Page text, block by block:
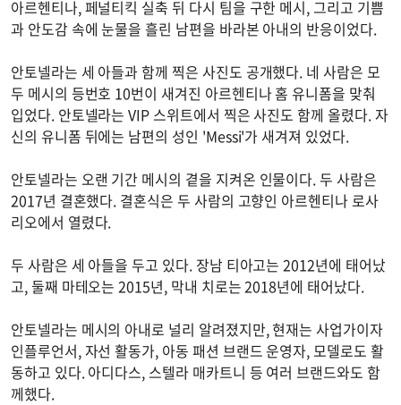
아르헨티나, 페널티킥 실축 뒤 다시 팀을 구한 메시, 그리고 기쁨
과 안도감 속에 눈물을 흘린 남편을 바라본 아내의 반응이었다.
안토넬라는 세 아들과 함께 찍은 사진도 공개했다. 네 사람은 모
두 메시의 등번호 10번이 새겨진 아르헨티나 홈 유니폼을 맞춰
입었다. 안토넬라는 VIP 스위트에서 찍은 사진도 함께 올렸다. 자
신의 유니폼 뒤에는 남편의 성인 'Messi'가 새겨져 있었다.
안토넬라는 오랜 기간 메시의 곁을 지켜온 인물이다. 두 사람은
2017년 결혼했다. 결혼식은 두 사람의 고향인 아르헨티나 로사
리오에서 열렸다.
두 사람은 세 아들을 두고 있다. 장남 티아고는 2012년에 태어났
고, 둘째 마테오는 2015년, 막내 치로는 2018년에 태어났다.
안토넬라는 메시의 아내로 널리 알려졌지만, 현재는 사업가이자
인플루언서, 자선 활동가, 아동 패션 브랜드 운영자, 모델로도 활
동하고 있다. 아디다스, 스텔라 매카트니 등 여러 브랜드와도 함
께했다.